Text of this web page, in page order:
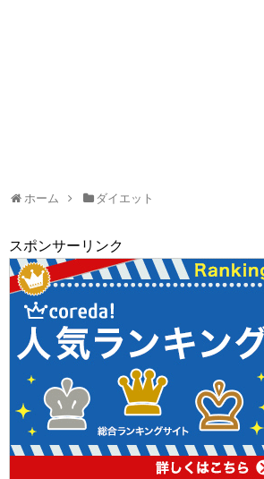
ホーム ダイエット
スポンサーリンク